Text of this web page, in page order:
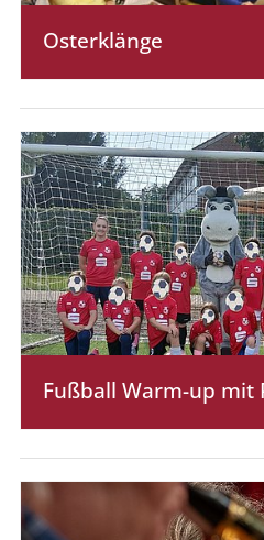
Osterklänge
Fußball Warm-up mit